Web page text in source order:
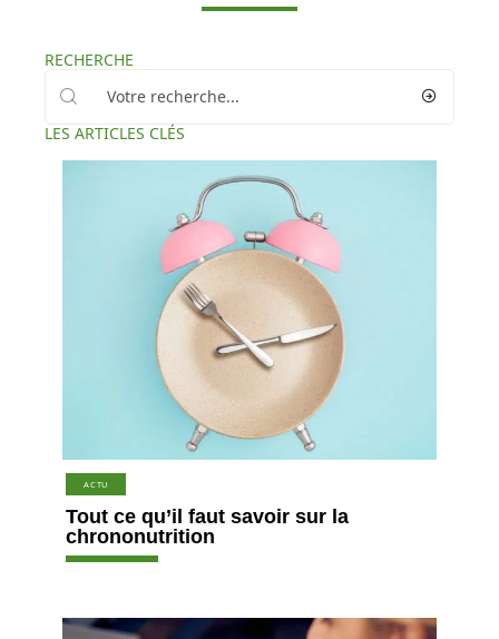
RECHERCHE
LES ARTICLES CLÉS
ACTU
Tout ce qu’il faut savoir sur la
chrononutrition